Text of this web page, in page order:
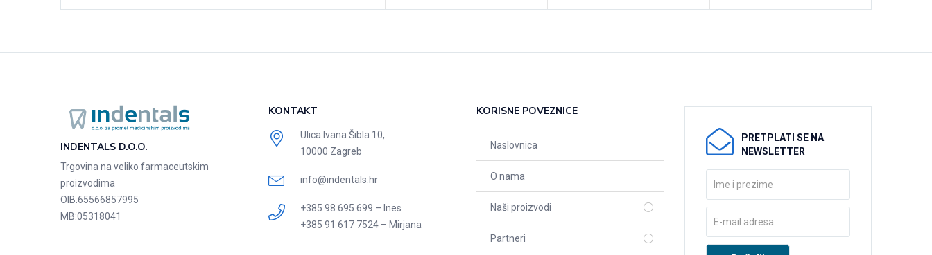
INDENTALS D.O.O.
Trgovina na veliko farmaceutskim
proizvodima
OIB:65566857995
MB:05318041
KONTAKT
Ulica Ivana Šibla 10,
10000 Zagreb
info@indentals.hr
+385 98 695 699 – Ines
+385 91 617 7524 – Mirjana
KORISNE POVEZNICE
Naslovnica
O nama
Naši proizvodi
Partneri
PRETPLATI SE NA
NEWSLETTER